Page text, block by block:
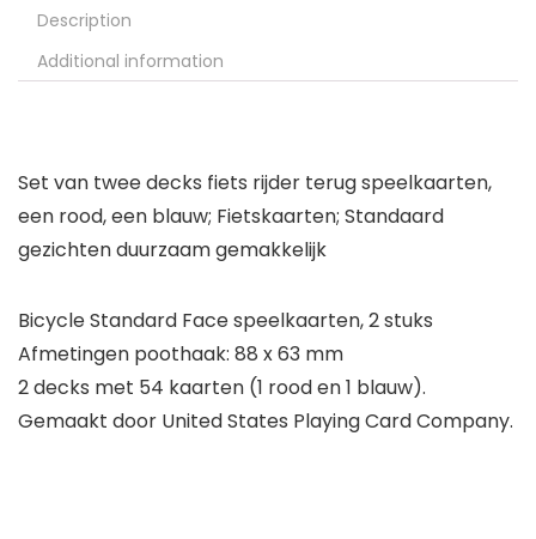
Description
Additional information
Set van twee decks fiets rijder terug speelkaarten,
een rood, een blauw; Fietskaarten; Standaard
gezichten duurzaam gemakkelijk
Bicycle Standard Face speelkaarten, 2 stuks
Afmetingen poothaak: 88 x 63 mm
2 decks met 54 kaarten (1 rood en 1 blauw).
Gemaakt door United States Playing Card Company.